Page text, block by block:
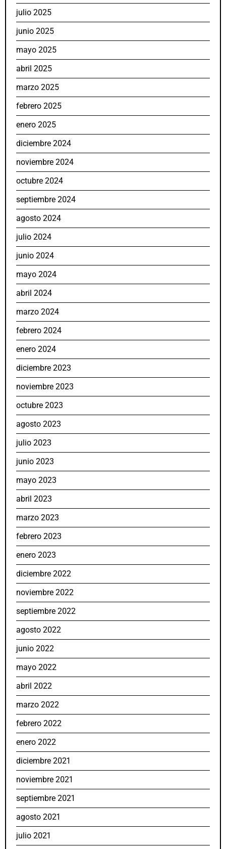
julio 2025
junio 2025
mayo 2025
abril 2025
marzo 2025
febrero 2025
enero 2025
diciembre 2024
noviembre 2024
octubre 2024
septiembre 2024
agosto 2024
julio 2024
junio 2024
mayo 2024
abril 2024
marzo 2024
febrero 2024
enero 2024
diciembre 2023
noviembre 2023
octubre 2023
agosto 2023
julio 2023
junio 2023
mayo 2023
abril 2023
marzo 2023
febrero 2023
enero 2023
diciembre 2022
noviembre 2022
septiembre 2022
agosto 2022
junio 2022
mayo 2022
abril 2022
marzo 2022
febrero 2022
enero 2022
diciembre 2021
noviembre 2021
septiembre 2021
agosto 2021
julio 2021